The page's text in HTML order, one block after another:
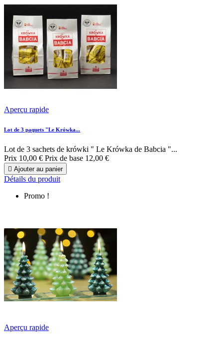
Aperçu rapide
Lot de 3 paquets "Le Krówka...
Lot de 3 sachets de krówki " Le Krówka de Babcia "...
Prix 10,00 € Prix de base 12,00 €
 Ajouter au panier
Détails du produit
Promo !
Aperçu rapide